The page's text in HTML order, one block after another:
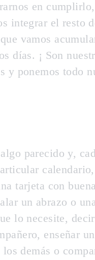
en
integrar el resto
vamos
días. ¡ Son
y ponemos todo
parecido y,
tarjeta con
un abrazo o
lo necesite,
enseñar
demás o